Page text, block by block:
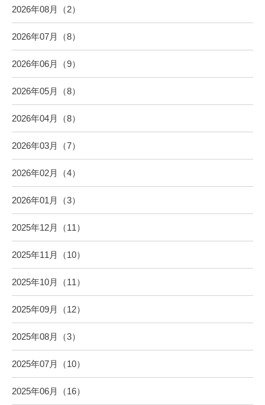
2026年08月（2）
2026年07月（8）
2026年06月（9）
2026年05月（8）
2026年04月（8）
2026年03月（7）
2026年02月（4）
2026年01月（3）
2025年12月（11）
2025年11月（10）
2025年10月（11）
2025年09月（12）
2025年08月（3）
2025年07月（10）
2025年06月（16）